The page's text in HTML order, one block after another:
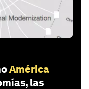
América
las